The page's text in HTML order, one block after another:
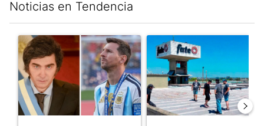
Noticias en Tendencia
Un artículo de tendencia con el título "Milei despidió a Jorge
Un artículo de tendencia